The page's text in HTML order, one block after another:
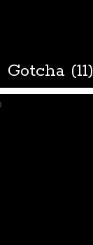
Gotcha (11)